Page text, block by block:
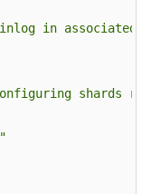
in associated
shards